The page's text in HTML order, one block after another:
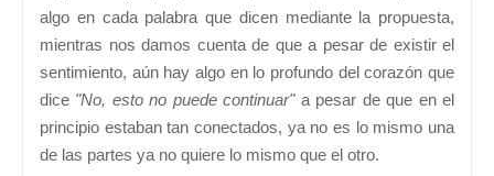
algo en cada palabra que dicen mediante la propuesta,
mientras nos damos cuenta de que a pesar de existir el
sentimiento, aún hay algo en lo profundo del corazón que
dice "No, esto no puede continuar"a pesar de que en el
principio estaban tan conectados, ya no es lo mismo una
de las partes ya no quiere lo mismo que el otro.